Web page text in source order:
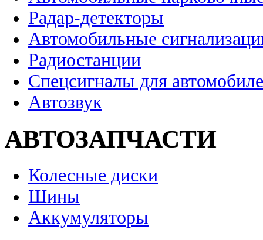
Радар-детекторы
Автомобильные
Радиостанции
Спецсигналы для
Автозвук
АВТОЗАПЧАСТИ
Колесные диски
Шины
Аккумуляторы